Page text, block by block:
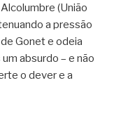
(União
a pressão
Gonet e odeia
absurdo – e não
o dever e a